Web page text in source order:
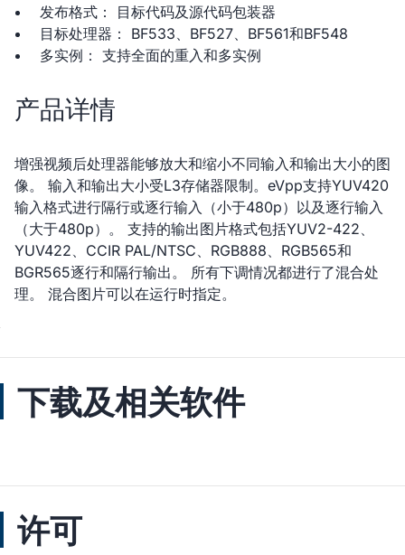
发布格式： 目标代码及源代码包装器
目标处理器： BF533、BF527、BF561和BF548
多实例： 支持全面的重入和多实例
产品详情
增强视频后处理器能够放大和缩小不同输入和输出大小的图
像。 输入和输出大小受L3存储器限制。eVpp支持YUV420
输入格式进行隔行或逐行输入（小于480p）以及逐行输入
（大于480p）。 支持的输出图片格式包括YUV2-422、
YUV422、CCIR PAL/NTSC、RGB888、RGB565和
BGR565逐行和隔行输出。 所有下调情况都进行了混合处
理。 混合图片可以在运行时指定。
下载及相关软件
许可